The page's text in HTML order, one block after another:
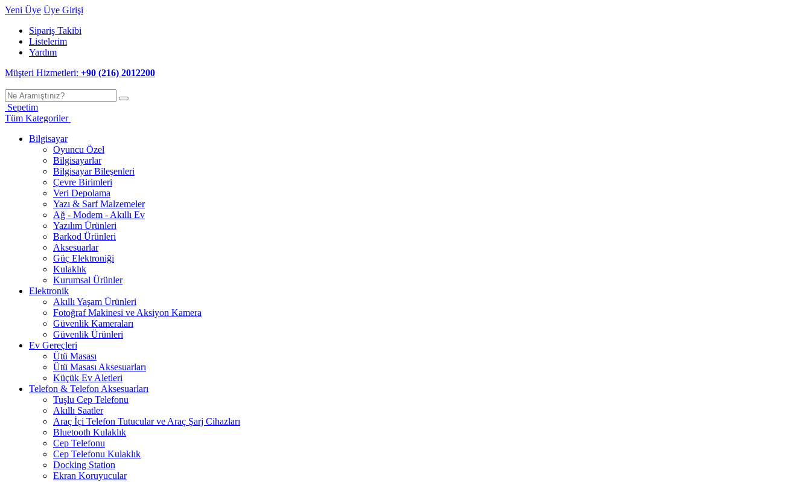
Yeni Üye Üye Girişi
Sipariş Takibi
Listelerim
Yardım
Müşteri Hizmetleri: +90 (216) 2012200
Sepetim
Tüm Kategoriler
Bilgisayar
Oyuncu Özel
Bilgisayarlar
Bilgisayar Bileşenleri
Çevre Birimleri
Veri Depolama
Yazı & Sarf Malzemeler
Ağ - Modem - Akıllı Ev
Yazılım Ürünleri
Barkod Ürünleri
Aksesuarlar
Güç Elektroniği
Kulaklık
Kurumsal Ürünler
Elektronik
Akıllı Yaşam Ürünleri
Fotoğraf Makinesi ve Aksiyon Kamera
Güvenlik Kameraları
Güvenlik Ürünleri
Ev Gereçleri
Ütü Masası
Ütü Masası Aksesuarları
Küçük Ev Aletleri
Telefon & Telefon Aksesuarları
Tuşlu Cep Telefonu
Akıllı Saatler
Araç İçi Telefon Tutucular ve Araç Şarj Cihazları
Bluetooth Kulaklık
Cep Telefonu
Cep Telefonu Kulaklık
Docking Station
Ekran Koruyucular